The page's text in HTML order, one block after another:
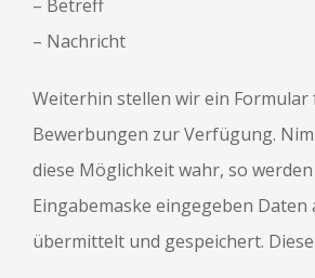
– Betreff
– Nachricht
Weiterhin stellen wir ein Formular
Bewerbungen zur Verfügung.
diese Möglichkeit wahr, so
Eingabemaske eingegeben Daten
übermittelt und gespeichert.